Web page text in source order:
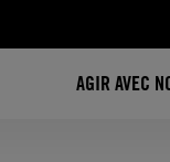
AGIR AVEC